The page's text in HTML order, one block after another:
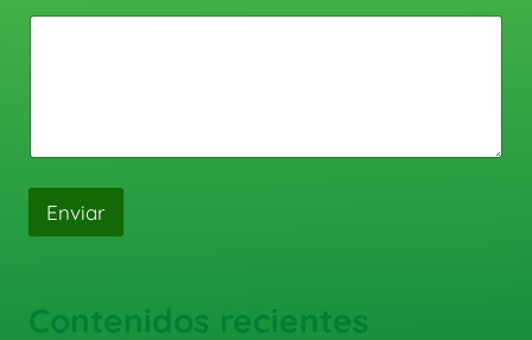
Enviar
Contenidos recientes